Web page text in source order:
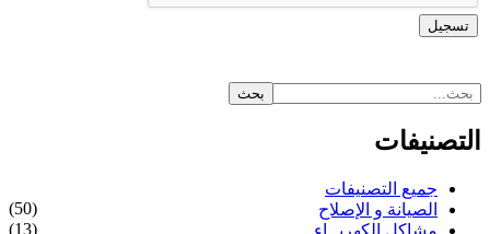
التصنيفات
جميع التصنيفات
الصيانة و الإصلاح
(50)
(13)